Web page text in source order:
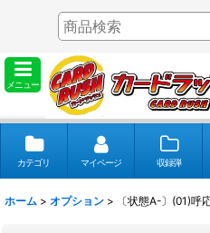
メニュー
カテゴリ マイページ 収録弾
ホーム > オプション > 〔状態A-〕(01)呼